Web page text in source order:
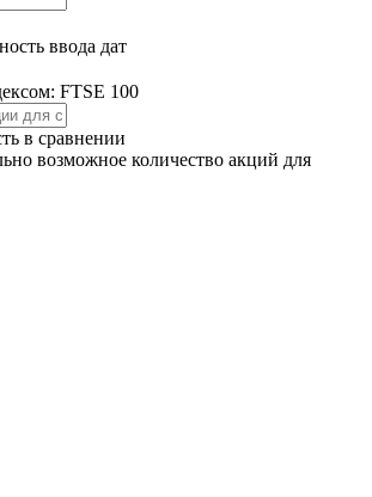
ввода дат
FTSE 100
в сравнении
возможное количество акций для